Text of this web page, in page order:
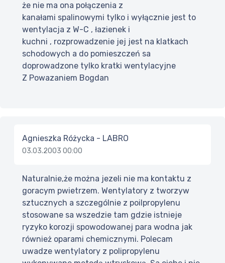
że nie ma ona połączenia z
kanałami spalinowymi tylko i wyłącznie jest to
wentylacja z W-C , łazienek i
kuchni , rozprowadzenie jej jest na klatkach
schodowych a do pomieszczeń sa
doprowadzone tylko kratki wentylacyjne
Z Powazaniem Bogdan
Agnieszka Różycka - LABRO
03.03.2003 00:00
Naturalnie,że można jezeli nie ma kontaktu z
goracym pwietrzem. Wentylatory z tworzyw
sztucznych a szczególnie z poilpropylenu
stosowane sa wszedzie tam gdzie istnieje
ryzyko korozji spowodowanej para wodna jak
również oparami chemicznymi. Polecam
uwadze wentylatory z polipropylenu